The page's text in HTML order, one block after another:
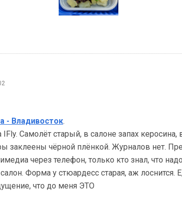
- Владивосток.
IFly. Самолёт старый, в салоне запах
заклеены чёрной плёнкой. Журналов нет.
через телефон, только кто знал, что
Форма у стюардесс старая, аж лоснится.
что до меня ЭТО